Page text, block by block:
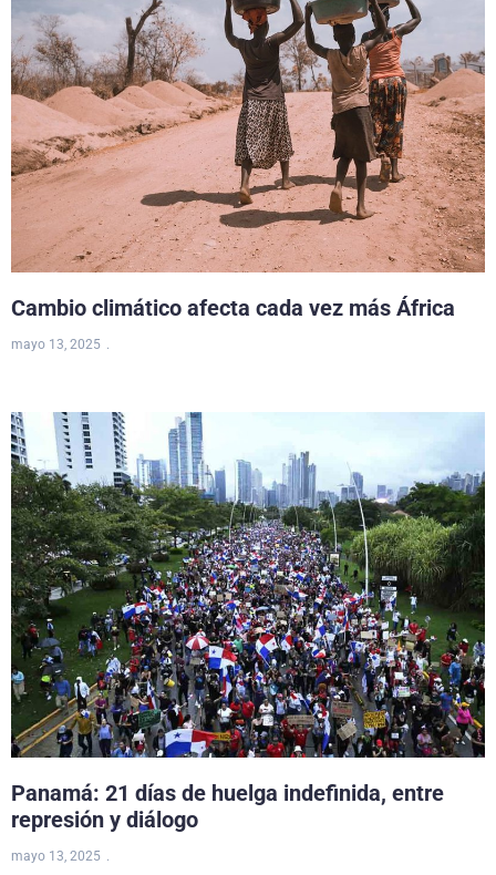
Cambio climático afecta cada vez más África
mayo 13, 2025
Panamá: 21 días de huelga indefinida, entre
represión y diálogo
mayo 13, 2025